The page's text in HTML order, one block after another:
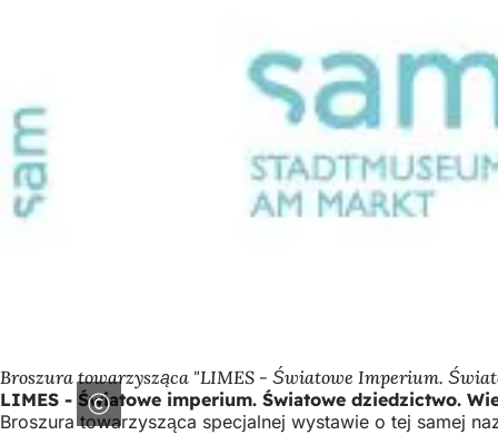
Broszura towarzysząca "LIMES - Światowe Imperium.
LIMES - Światowe imperium. Światowe dziedzictwo.
Broszura towarzysząca specjalnej wystawie o tej samej